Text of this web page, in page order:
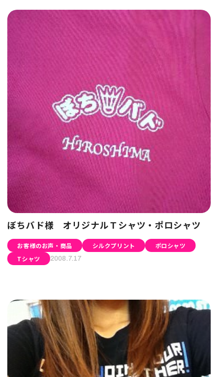
ぼちバド様 オリジナルＴシャツ・ポロシャツ
お客様のお声・商品 シルクプリント
ポロシャツ
Tシャツ
2008.7.17